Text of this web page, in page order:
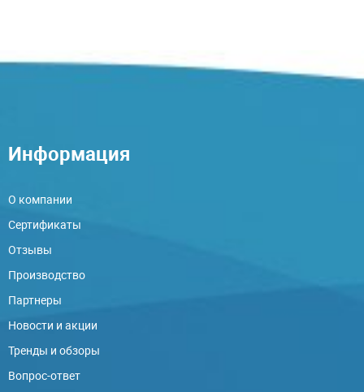
Информация
О компании
Сертификаты
Отзывы
Производство
Партнеры
Новости и акции
Тренды и обзоры
Вопрос-ответ